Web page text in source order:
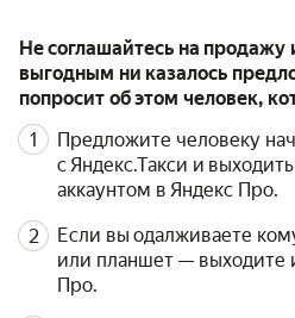
Не соглашайтесь на
выгодным ни казалось
попросит об этом человек,
Предложите человеку
с Яндекс.Такси и
аккаунтом в Яндекс Про.
Если вы одалживаете
или планшет — выходите
Про.